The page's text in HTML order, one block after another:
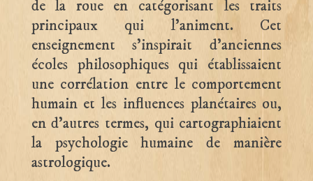
de la roue en catégorisant les traits
principaux qui l’animent. Cet
enseignement s’inspirait d’anciennes
écoles philosophiques qui établissaient
une corrélation entre le comportement
humain et les influences planétaires ou,
en d’autres termes, qui cartographiaient
la psychologie humaine de manière
astrologique.